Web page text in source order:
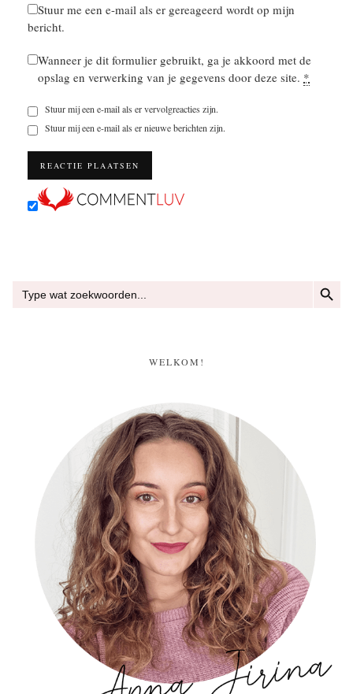
Stuur me een e-mail als er gereageerd wordt op mijn
bericht.
Wanneer je dit formulier gebruikt, ga je akkoord met de
opslag en verwerking van je gegevens door deze site. *
Stuur mij een e-mail als er vervolgreacties zijn.
Stuur mij een e-mail als er nieuwe berichten zijn.
naar:
WELKOM!